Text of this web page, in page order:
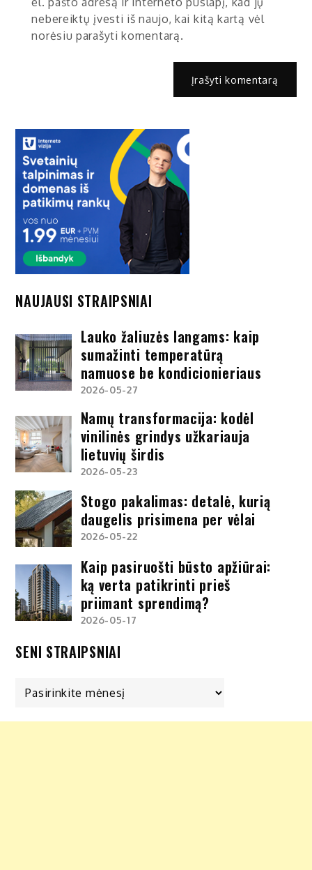
nebereiktų įvesti iš naujo, kai kitą kartą vėl
norėsiu parašyti komentarą.
NAUJAUSI STRAIPSNIAI
Lauko žaliuzės langams: kaip
sumažinti temperatūrą
namuose be kondicionieriaus
2026-05-27
Namų transformacija: kodėl
vinilinės grindys užkariauja
lietuvių širdis
2026-05-23
Stogo pakalimas: detalė, kurią
daugelis prisimena per vėlai
2026-05-22
Kaip pasiruošti būsto apžiūrai:
ką verta patikrinti prieš
priimant sprendimą?
2026-05-17
SENI STRAIPSNIAI